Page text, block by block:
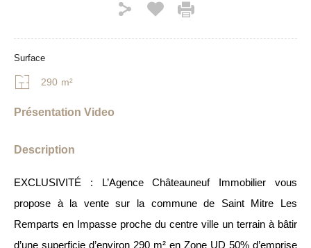
Surface
290 m²
Présentation Video
Description
EXCLUSIVITÉ : L’Agence Châteauneuf Immobilier vous
propose à la vente sur la commune de Saint Mitre Les
Remparts en Impasse proche du centre ville un terrain à bâtir
d’une superficie d’environ 290 m² en Zone UD 50% d’emprise